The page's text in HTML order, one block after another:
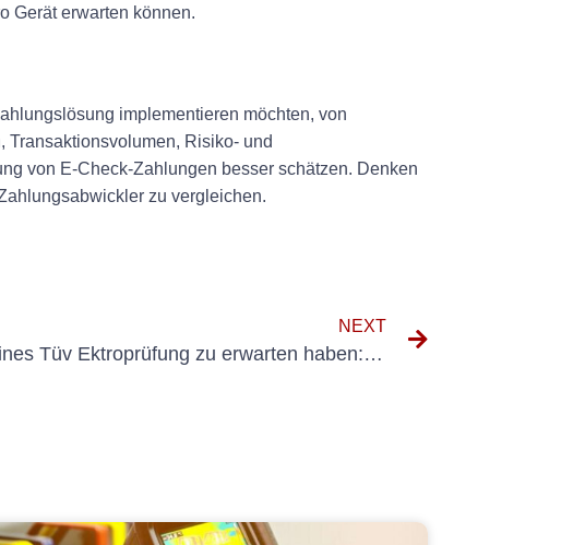
Gerät erwarten können.
implementieren möchten, von
Risiko- und
von E-Check-Zahlungen besser schätzen. Denken
zu vergleichen.
NEXT
Was Sie während eines Tüv Ektroprüfung zu erwarten haben: Ein umfassender Leitfaden